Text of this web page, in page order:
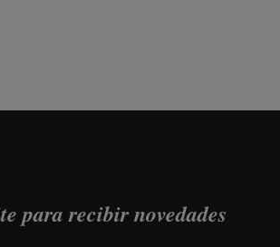
para recibir novedades